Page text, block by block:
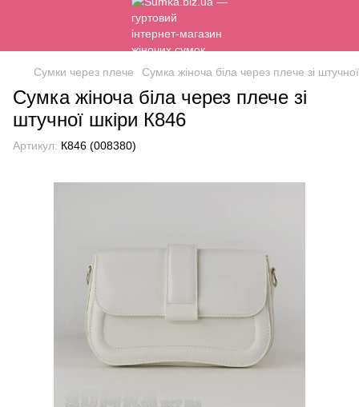
Сумки через плече Сумка жіноча біла через плече зі
Сумка жіноча біла через плече зі
штучної шкіри К846
Артикул: К846 (008380)